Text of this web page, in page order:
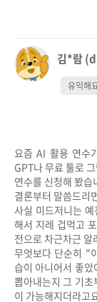
김*람
유익해
요즘 AI 활용 연수
GPT나 무료 툴로
연수를 신청해 봤습
결론부터 말씀드리
사실 미드저니는
해서 지레 겁먹고
전으로 차근차근
무엇보다 단순히 "
습이 아니어서 좋
뽑아내는지 그 기
이 가능해지더라고